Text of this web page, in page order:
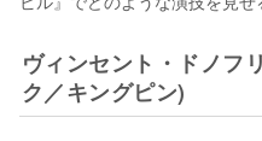
ヴィンセント・ドノフ
ク／キングピン)